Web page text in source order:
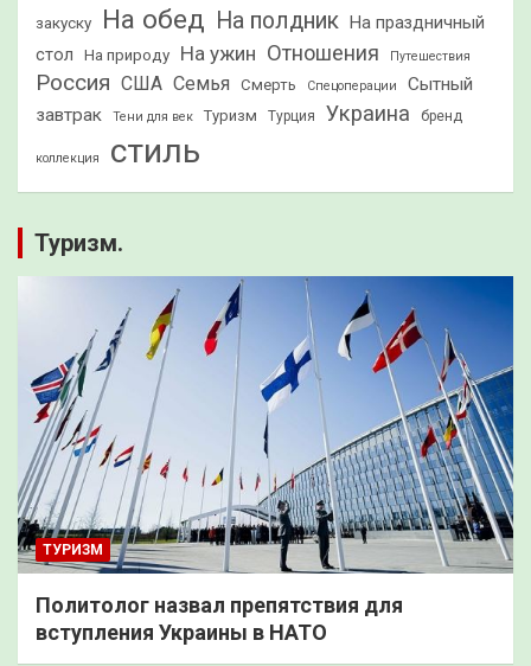
закуску На обед На полдник
На праздничный
стол
На природу На ужин Отношения Путешествия
Россия США Семья Смерть Спецоперации
Сытный
завтрак
Тени для век Туризм Турция Украина бренд
коллекция стиль
Туризм.
ТУРИЗМ
Политолог назвал препятствия для
вступления Украины в НАТО